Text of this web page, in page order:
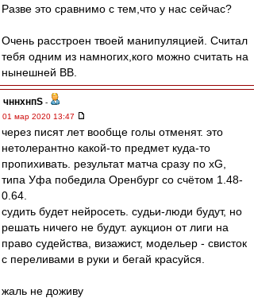
Разве это сравнимо с тем,что у нас сейчас?
Очень расстроен твоей манипуляцией. Считал
тебя одним из намногих,кого можно считать на
нынешней ВВ.
чннхнпS -
01 мар 2020 13:47
через писят лет вообще голы отменят. это
нетолерантно какой-то предмет куда-то
пропихивать. результат матча сразу по xG,
типа Уфа победила Оренбург со счётом 1.48-
0.64.
судить будет нейросеть. судьи-люди будут, но
решать ничего не будут. аукцион от лиги на
право судейства, визажист, модельер - свисток
с переливами в руки и бегай красуйся.
жаль не доживу